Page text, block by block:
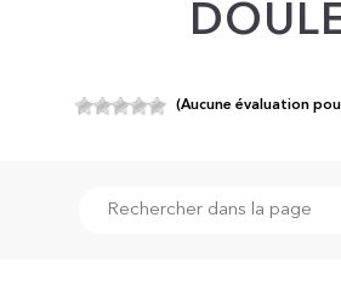
(Aucune évaluation